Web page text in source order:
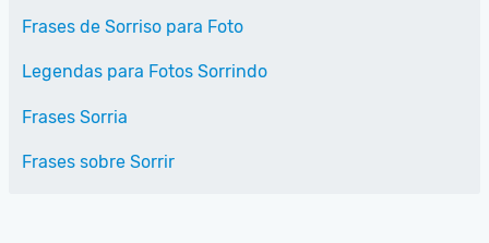
Frases de Sorriso para Foto
Legendas para Fotos Sorrindo
Frases Sorria
Frases sobre Sorrir